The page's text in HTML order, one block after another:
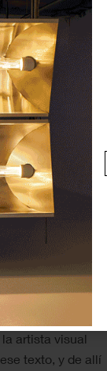
espacio
poética.
mientras
amplían la
brillantes y
de
de la
al
la memoria
infantil;
del lenguaje en
vez hace
artista visual
texto, y de allí